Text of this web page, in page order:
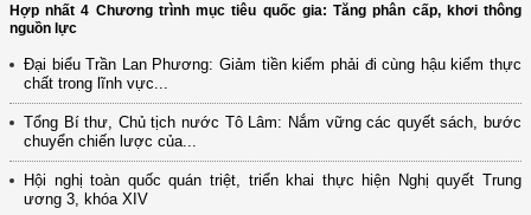
Hợp nhất 4 Chương trình mục tiêu quốc gia: Tăng phân cấp, khơi thông
nguồn lực
Đại biểu Trần Lan Phương: Giảm tiền kiểm phải đi cùng hậu kiểm thực
chất trong lĩnh vực...
Tổng Bí thư, Chủ tịch nước Tô Lâm: Nắm vững các quyết sách, bước
chuyển chiến lược của...
Hội nghị toàn quốc quán triệt, triển khai thực hiện Nghị quyết Trung
ương 3, khóa XIV